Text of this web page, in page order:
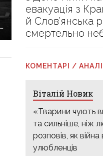
евакуація з
й Слов’янська
смертельно
КОМЕНТАРІ /
Віталій Новик
«Тварини чують
та сильніше, ніж
розповів, як
улюбленців